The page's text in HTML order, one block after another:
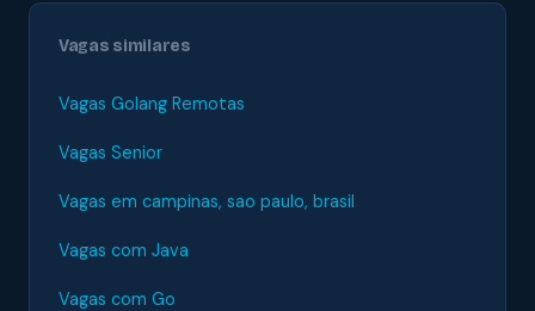
Vagas similares
Vagas Golang Remotas
Vagas Senior
Vagas em campinas, sao paulo, brasil
Vagas com Java
Vagas com Go